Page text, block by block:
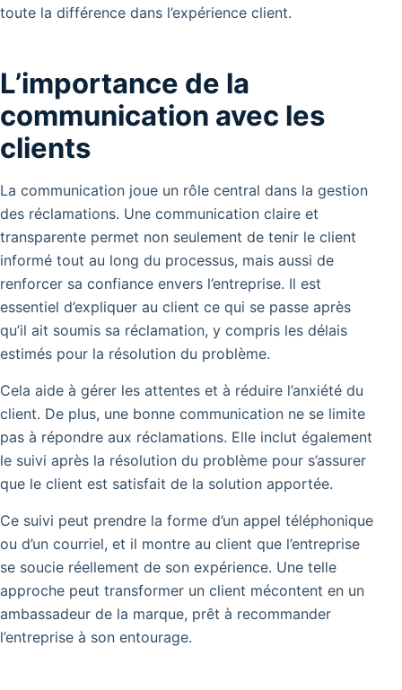
toute la différence dans l’expérience client.
L’importance de la
communication avec les
clients
La communication joue un rôle central dans la gestion
des réclamations. Une communication claire et
transparente permet non seulement de tenir le client
informé tout au long du processus, mais aussi de
renforcer sa confiance envers l’entreprise. Il est
essentiel d’expliquer au client ce qui se passe après
qu’il ait soumis sa réclamation, y compris les délais
estimés pour la résolution du problème.
Cela aide à gérer les attentes et à réduire l’anxiété du
client. De plus, une bonne communication ne se limite
pas à répondre aux réclamations. Elle inclut également
le suivi après la résolution du problème pour s’assurer
que le client est satisfait de la solution apportée.
Ce suivi peut prendre la forme d’un appel téléphonique
ou d’un courriel, et il montre au client que l’entreprise
se soucie réellement de son expérience. Une telle
approche peut transformer un client mécontent en un
ambassadeur de la marque, prêt à recommander
l’entreprise à son entourage.